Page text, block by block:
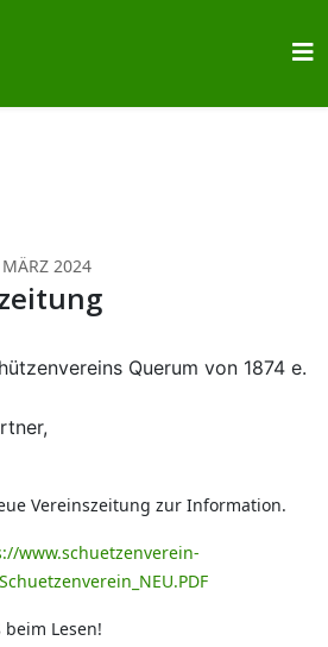
2024
Querum von 1874 e.
Vereinszeitung zur Information.
www.schuetzenverein-
Lesen!